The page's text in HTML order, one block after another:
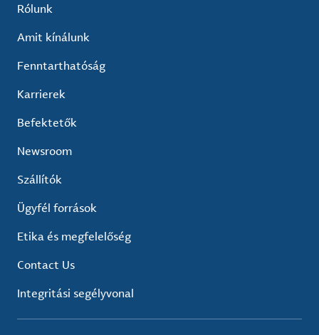
Rólunk
Amit kínálunk
Fenntarthatóság
Karrierek
Befektetők
Newsroom
Szállítók
Ügyfél források
Etika és megfelelőség
Contact Us
Integritási segélyvonal